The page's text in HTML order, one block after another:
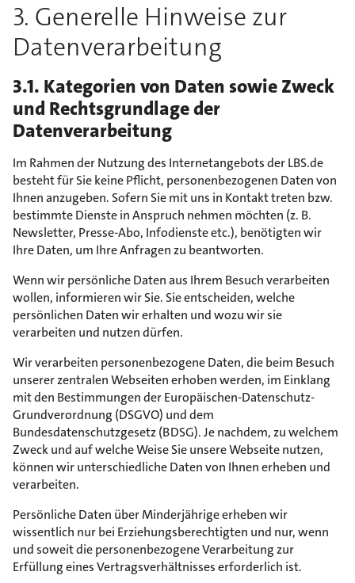
3. Generelle Hinweise zur
Datenverarbeitung
3.1. Kategorien von Daten sowie Zweck
und Rechtsgrundlage der
Datenverarbeitung
Im Rahmen der Nutzung des Internetangebots der LBS.de
besteht für Sie keine Pflicht, personenbezogenen Daten von
Ihnen anzugeben. Sofern Sie mit uns in Kontakt treten bzw.
bestimmte Dienste in Anspruch nehmen möchten (z. B.
Newsletter, Presse-Abo, Infodienste etc.), benötigten wir
Ihre Daten, um Ihre Anfragen zu beantworten.
Wenn wir persönliche Daten aus Ihrem Besuch verarbeiten
wollen, informieren wir Sie. Sie entscheiden, welche
persönlichen Daten wir erhalten und wozu wir sie
verarbeiten und nutzen dürfen.
Wir verarbeiten personenbezogene Daten, die beim Besuch
unserer zentralen Webseiten erhoben werden, im Einklang
mit den Bestimmungen der Europäischen-Datenschutz-
Grundverordnung (DSGVO) und dem
Bundesdatenschutzgesetz (BDSG). Je nachdem, zu welchem
Zweck und auf welche Weise Sie unsere Webseite nutzen,
können wir unterschiedliche Daten von Ihnen erheben und
verarbeiten.
Persönliche Daten über Minderjährige erheben wir
wissentlich nur bei Erziehungsberechtigten und nur, wenn
und soweit die personenbezogene Verarbeitung zur
Erfüllung eines Vertragsverhältnisses erforderlich ist.